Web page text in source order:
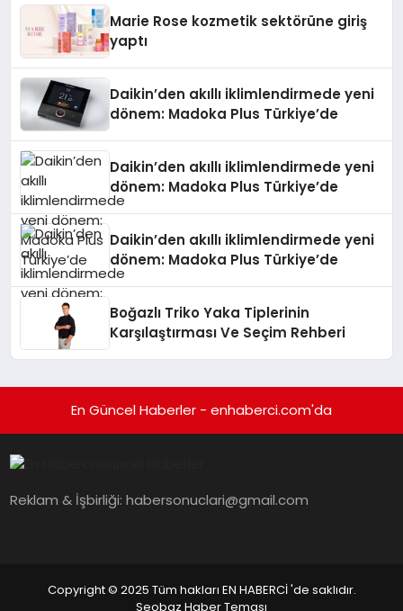
Marie Rose kozmetik sektörüne giriş
yaptı
Daikin’den akıllı iklimlendirmede yeni
dönem: Madoka Plus Türkiye’de
Daikin’den akıllı iklimlendirmede yeni
dönem: Madoka Plus Türkiye’de
Daikin’den akıllı iklimlendirmede yeni
dönem: Madoka Plus Türkiye’de
Boğazlı Triko Yaka Tiplerinin
Karşılaştırması Ve Seçim Rehberi
En Güncel Haberler - enhaberci.com'da
Reklam & İşbirliği:habersonuclari@gmail.com
Copyright © 2025 Tüm hakları EN HABERCİ 'de saklıdır.
Seobaz Haber Teması